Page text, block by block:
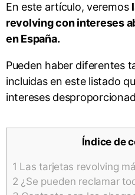
En este artículo, veremos
revolving con intereses
en España.
Pueden haber diferentes
incluidas en este listado
intereses
Índice de
1 Las tarjetas revolving
2 ¿Se pueden reclamar